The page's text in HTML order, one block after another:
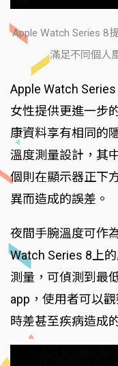
Apple Watch Series 8
滿足不同個人
Apple Watch
女性提供更進一步
康資料享有相同的
溫度測量設計，其
個則在顯示器正下
異而造成的誤差。
夜間手腕溫度可作
Watch Series 8上
測量，可偵測到最
app，使用者可以
時差甚至疾病造成